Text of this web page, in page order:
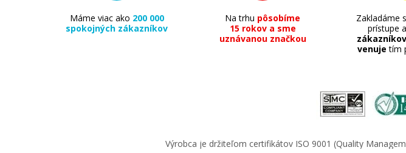
Máme viac ako 200 000
spokojných zákazníkov
Na trhu pôsobíme
15 rokov a sme
uznávanou značkou
Zakladáme
prístupe a
venuje tím
Výrobca je držiteľom certifikátov ISO 9001 (Quality